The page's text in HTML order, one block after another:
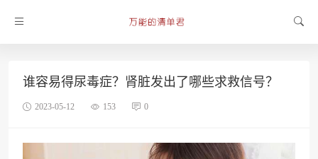
谁容易得尿毒症？肾脏发出了哪些求救信号？
2023-05-12 153 0